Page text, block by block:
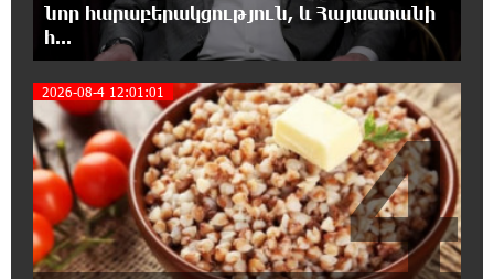
22:40:18 7-08-2026
«Ռեալը» հայտարարել է Դիոմանդեի
22:21:15 7-08-2026
Վանաձորում բшխվել են «Jeep Cherokee»-ն և
«Toyota Camry»-ն
22:03:58 7-08-2026
Մասկը մերժել է Կիևի խնդրանքը՝
նոր հարաբերակցություն, և Հայաստանի
հ...
2026-08-4 12:01:01
4